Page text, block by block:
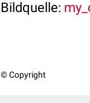
Bildquelle:
© Copyright